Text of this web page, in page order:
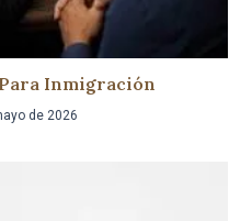
Inmigración
de 2026